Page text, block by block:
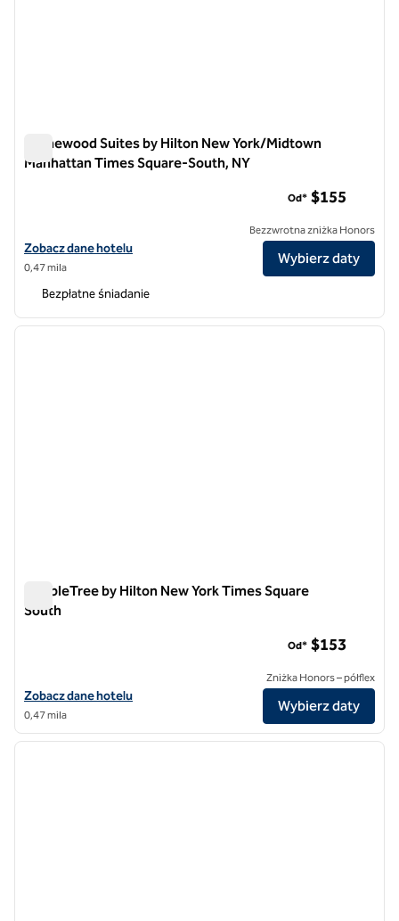
Homewood Suites by Hilton New York/Midtown
Manhattan Times Square-South, NY
Zobacz szczegóły hotelu Homewood Suites by Hilton New York/
Zobacz dane hotelu
0,47 mila
Od* $155
Bezzwrotna zniżka Honors
Wybierz daty
Bezpłatne śniadanie
1 z 12
DoubleTree by Hilton New York Times Square
South
Zobacz szczegóły hotelu DoubleTree by Hilton New York Times
Zobacz dane hotelu
0,47 mila
Od* $153
Zniżka Honors – półflex
Wybierz daty
1/12
1 z 12